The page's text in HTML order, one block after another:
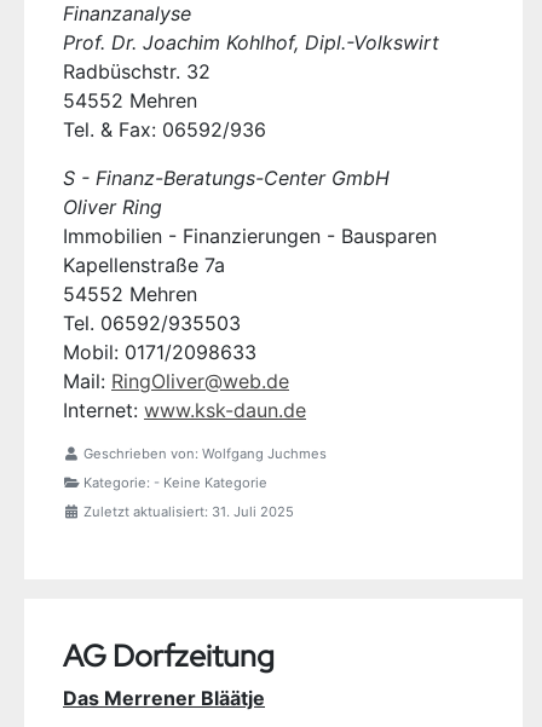
Finanzanalyse
Prof. Dr. Joachim Kohlhof, Dipl.-Volkswirt
Radbüschstr. 32
54552 Mehren
Tel. & Fax: 06592/936
S - Finanz-Beratungs-Center GmbH
Oliver Ring
Immobilien - Finanzierungen - Bausparen
Kapellenstraße 7a
54552 Mehren
Tel. 06592/935503
Mobil: 0171/2098633
Mail: RingOliver@web.de
Internet: www.ksk-daun.de
Geschrieben von: Wolfgang Juchmes
Kategorie: - Keine Kategorie
Zuletzt aktualisiert: 31. Juli 2025
AG Dorfzeitung
Das Merrener Bläätje